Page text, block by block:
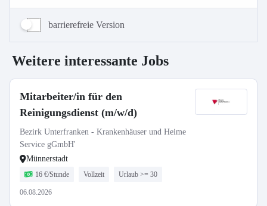
barrierefreie Version
Weitere interessante Jobs
Mitarbeiter/in für den
Reinigungsdienst (m/w/d)
Bezirk Unterfranken - Krankenhäuser und Heime
Service gGmbH'
Münnerstadt
16 €/Stunde Vollzeit Urlaub >= 30
06.08.2026